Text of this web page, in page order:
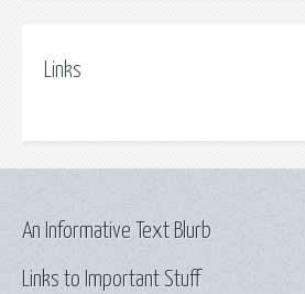
Links
Links to Important Stuff
An Informative Text Blurb